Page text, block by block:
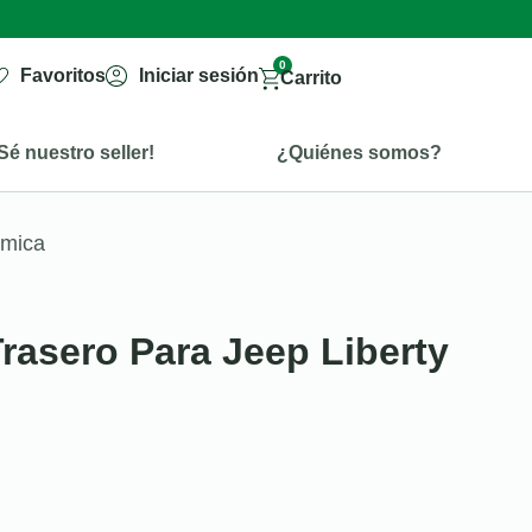
Favoritos Iniciar sesión
0
Carrito
nuestro seller! ¿Quiénes somos?
Para Jeep Liberty